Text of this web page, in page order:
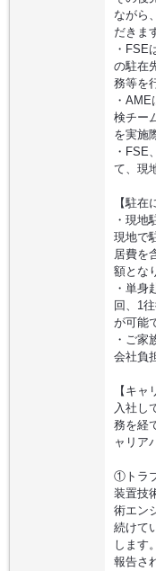
ながら
だきま
・FSE
の駐在
務等を
・
検チー
を実施
・FSE
て、現
【駐在
・現地
現地で
居費を
額とな
・単身
回、1
が可能
・ご家
会社負
【キャ
入社し
務を経
ャリア
①トラ
装置技
術エン
続けて
します
報告さ